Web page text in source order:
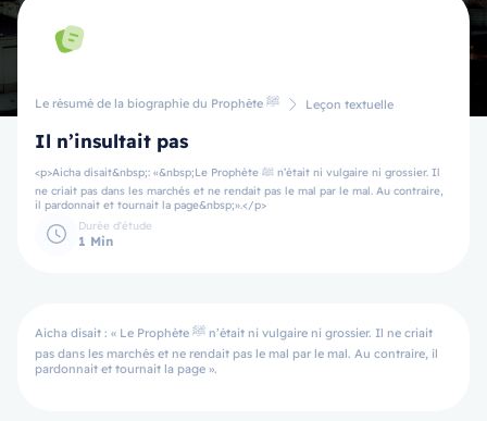
Le résumé de la biographie du Prophète ﷺ Leçon textuelle
Il n’insultait pas
<p>Aicha disait&nbsp;: «&nbsp;Le Prophète ﷺ n’était ni vulgaire ni grossier. Il
ne criait pas dans les marchés et ne rendait pas le mal par le mal. Au contraire,
il pardonnait et tournait la page&nbsp;».</p>
Durée d'étude
1 Min
Aicha disait : « Le Prophète ﷺ n’était ni vulgaire ni grossier. Il ne criait
pas dans les marchés et ne rendait pas le mal par le mal. Au contraire, il
pardonnait et tournait la page ».